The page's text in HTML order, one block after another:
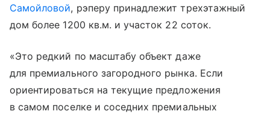
Самойловой, рэперу принадлежит трехэтажный
дом более 1200 кв.м. и участок 22 соток.
«Это редкий по масштабу объект даже
для премиального загородного рынка. Если
ориентироваться на текущие предложения
в самом поселке и соседних премиальных